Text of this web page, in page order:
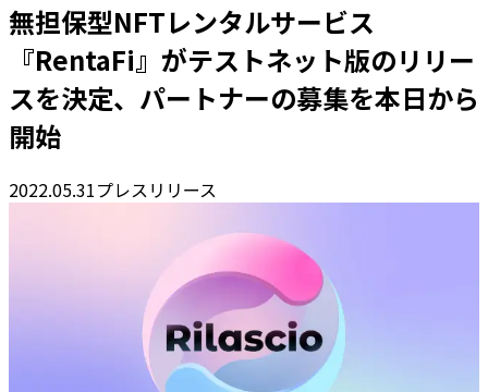
無担保型NFTレンタルサービス
『RentaFi』がテストネット版のリリー
スを決定、パートナーの募集を本日から
開始
2022.05.31プレスリリース